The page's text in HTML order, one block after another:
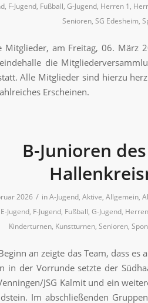
, F-Jugend, Fußball, G-Jugend, Herren 1 ,
Senioren, SG Edesheim,
Mitglieder, am Freitag, 06. März
die
Alle Mitglieder sind hierzu
Erscheinen.
B-Junioren
2026 / inA-Jugend, Aktive, Allgemein,
E-Jugend, F-Jugend, Fußball, G-Jugend,
Kinderturnen, Kunstturnen, Senioren,
an zeigte das Team, dass es
in der Vorrunde setzte der
JSG Kalmit und ein
Im abschließenden